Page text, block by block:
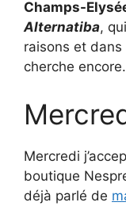
Champs-
Alternatiba,
raisons et
cherche
Mercredi
boutique
déjà parlé de